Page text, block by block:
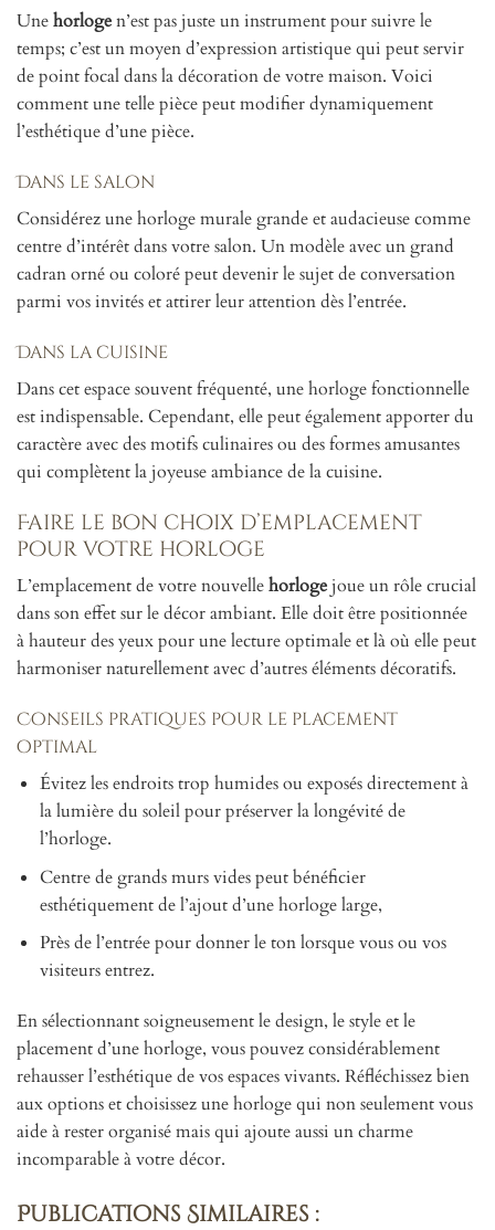
Unehorlogen’est pas juste un instrument pour suivre le
temps; c’est un moyen d’expression artistique qui peut servir
de point focal dans la décoration de votre maison. Voici
comment une telle pièce peut modifier dynamiquement
l’esthétique d’une pièce.
Dans le salon
Considérez une horloge murale grande et audacieuse comme
centre d’intérêt dans votre salon. Un modèle avec un grand
cadran orné ou coloré peut devenir le sujet de conversation
parmi vos invités et attirer leur attention dès l’entrée.
Dans la cuisine
Dans cet espace souvent fréquenté, une horloge fonctionnelle
est indispensable. Cependant, elle peut également apporter du
caractère avec des motifs culinaires ou des formes amusantes
qui complètent la joyeuse ambiance de la cuisine.
Faire le bon choix d’emplacement
pour votre horloge
L’emplacement de votre nouvellehorlogejoue un rôle crucial
dans son effet sur le décor ambiant. Elle doit être positionnée
à hauteur des yeux pour une lecture optimale et là où elle peut
harmoniser naturellement avec d’autres éléments décoratifs.
Conseils pratiques pour le placement
optimal
Évitez les endroits trop humides ou exposés directement à
la lumière du soleil pour préserver la longévité de
l’horloge.
Centre de grands murs vides peut bénéficier
esthétiquement de l’ajout d’une horloge large,
Près de l’entrée pour donner le ton lorsque vous ou vos
visiteurs entrez.
En sélectionnant soigneusement le design, le style et le
placement d’une horloge, vous pouvez considérablement
rehausser l’esthétique de vos espaces vivants. Réfléchissez bien
aux options et choisissez une horloge qui non seulement vous
aide à rester organisé mais qui ajoute aussi un charme
incomparable à votre décor.
Publications Similaires :